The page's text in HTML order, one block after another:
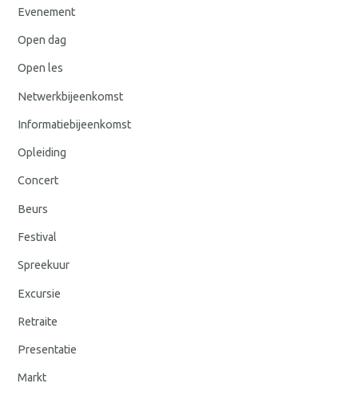
Evenement
Open dag
Open les
Netwerkbijeenkomst
Informatiebijeenkomst
Opleiding
Concert
Beurs
Festival
Spreekuur
Excursie
Retraite
Presentatie
Markt